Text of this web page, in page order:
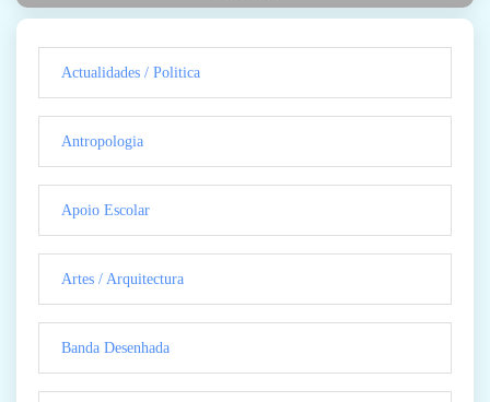
Actualidades / Politica
Antropologia
Apoio Escolar
Artes / Arquitectura
Banda Desenhada